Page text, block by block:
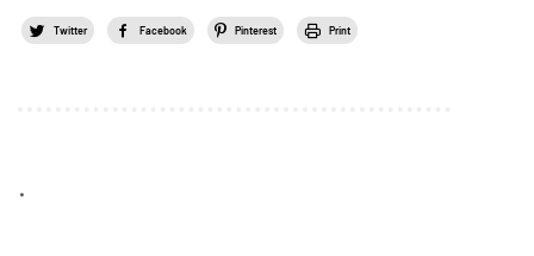
Twitter Facebook Pinterest Print
.